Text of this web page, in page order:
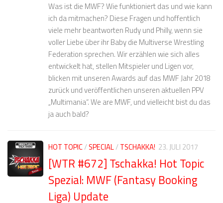
Was ist die MWF? Wie funktioniert das und wie kann
ich da mitmachen? Diese Fragen und hoffentlich
viele mehr beantworten Rudy und Philly, wenn sie
voller Liebe über ihr Baby die Multiverse Wrestling
Federation sprechen. Wir erzählen wie sich alles
entwickelt hat, stellen Mitspieler und Ligen vor,
blicken mit unseren Awards auf das MWF Jahr 2018
zurück und veröffentlichen unseren aktuellen PPV
„Multimania“. We are MWF, und vielleicht bist du das
ja auch bald?
HOT TOPIC/SPECIAL/TSCHAKKA! 23. JULI 2017
[WTR #672] Tschakka! Hot Topic
Spezial: MWF (Fantasy Booking
Liga) Update